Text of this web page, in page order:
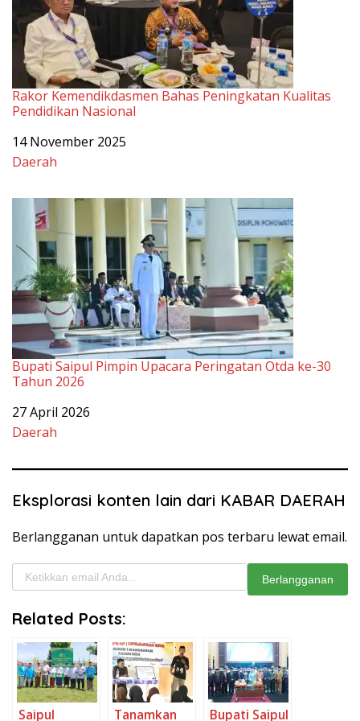
Rakor Kemendikdasmen Bahas Peningkatan Kualitas
Pendidikan Nasional
Tanggal
14 November 2025
Sehubungan dengan
Daerah
Bupati Saipul Pimpin Upacara Peringatan Otda ke-30
Tahun 2026
Tanggal
27 April 2026
Sehubungan dengan
Daerah
Eksplorasi konten lain dari KABAR DAERAH
Berlangganan untuk dapatkan pos terbaru lewat email.
Ketikkan email Anda...
Berlangganan
Related Posts:
Saipul Tanamkan Bupati Saipul